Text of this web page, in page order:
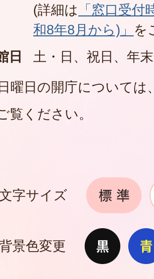
(詳細は 「窓口受
和8年8月から)」 を
日
土・日、祝日、年
曜日の開庁については
覧ください。
字サイズ
景色変更